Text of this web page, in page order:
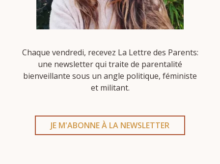
Chaque vendredi, recevez La Lettre des Parents:
une newsletter qui traite de parentalité
bienveillante sous un angle politique, féministe
et militant.
JE M'ABONNE À LA NEWSLETTER